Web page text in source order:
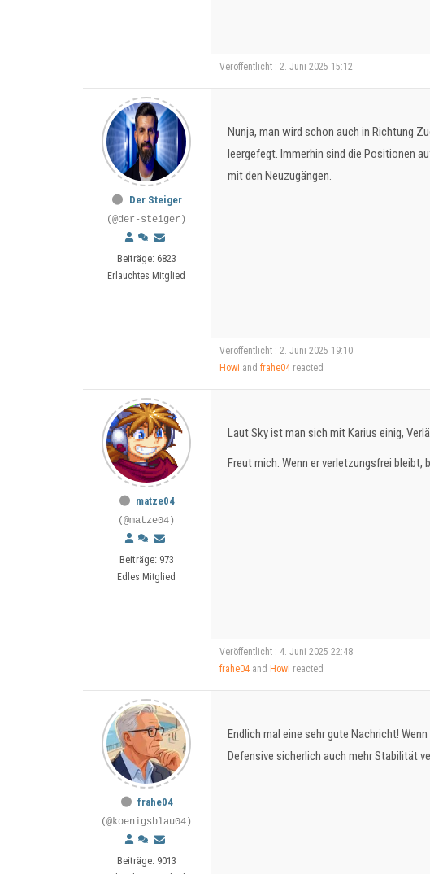
Veröffentlicht : 2. Juni 2025 15:12
Der Steiger
(@der-steiger)
Beiträge: 6823
Erlauchtes Mitglied
Nunja, man wird schon auch in Richtung
leergefegt. Immerhin sind die Positionen
mit den Neuzugängen.
Veröffentlicht : 2. Juni 2025 19:10
Howi and frahe04 reacted
matze04
(@matze04)
Beiträge: 973
Edles Mitglied
Laut Sky ist man sich mit Karius einig,
Freut mich. Wenn er verletzungsfrei
Veröffentlicht : 4. Juni 2025 22:48
frahe04 and Howi reacted
frahe04
(@koenigsblau04)
Beiträge: 9013
Endlich mal eine sehr gute Nachricht!
Defensive sicherlich auch mehr Stabilität